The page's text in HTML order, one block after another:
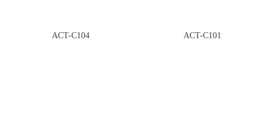
ACT-C104 ACT-C101